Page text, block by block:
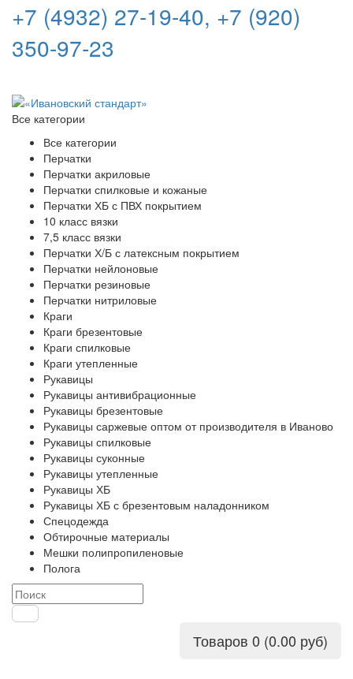
+7 (4932) 27-19-40, +7 (920)
350-97-23
Все категории
Все категории
Перчатки
Перчатки акриловые
Перчатки спилковые и кожаные
Перчатки ХБ с ПВХ покрытием
10 класс вязки
7,5 класс вязки
Перчатки Х/Б с латексным покрытием
Перчатки нейлоновые
Перчатки резиновые
Перчатки нитриловые
Краги
Краги брезентовые
Краги спилковые
Краги утепленные
Рукавицы
Рукавицы антивибрационные
Рукавицы брезентовые
Рукавицы саржевые оптом от производителя в Иваново
Рукавицы спилковые
Рукавицы суконные
Рукавицы утепленные
Рукавицы ХБ
Рукавицы ХБ с брезентовым наладонником
Спецодежда
Обтирочные материалы
Мешки полипропиленовые
Полога
Товаров 0 (0.00 руб)